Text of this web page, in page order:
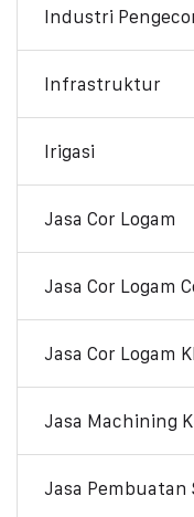
Industri
Infrastruktur
Irigasi
Jasa Cor Logam
Jasa Cor Logam
Jasa Cor Logam
Jasa Machining
Jasa